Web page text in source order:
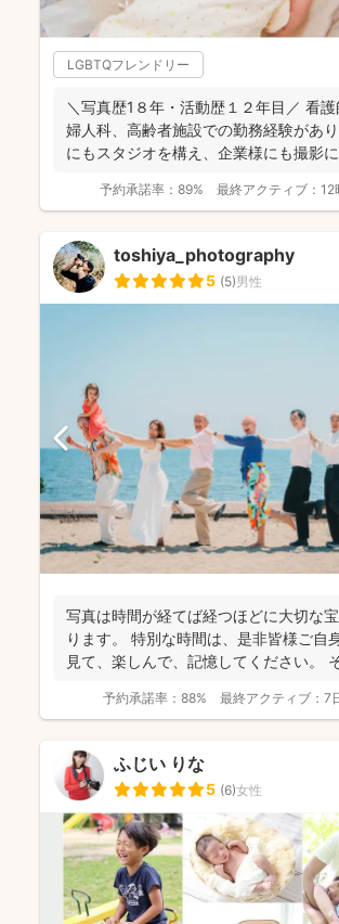
LGBTQフレンドリー
＼写真歴1８年・活動歴１２年目／ 看
婦人科、高齢者施設での勤務経験があ
にもスタジオを構え、企業様にも撮影
予約承諾率： 89% 最終アクティブ： 12
toshiya_photography
5 (5)男性
写真は時間が経てば経つほどに大切な
ります。 特別な時間は、是非皆様ご自
見て、楽しんで、記憶してください。
予約承諾率： 88% 最終アクティブ： 7
ふじい りな
5 (6)女性